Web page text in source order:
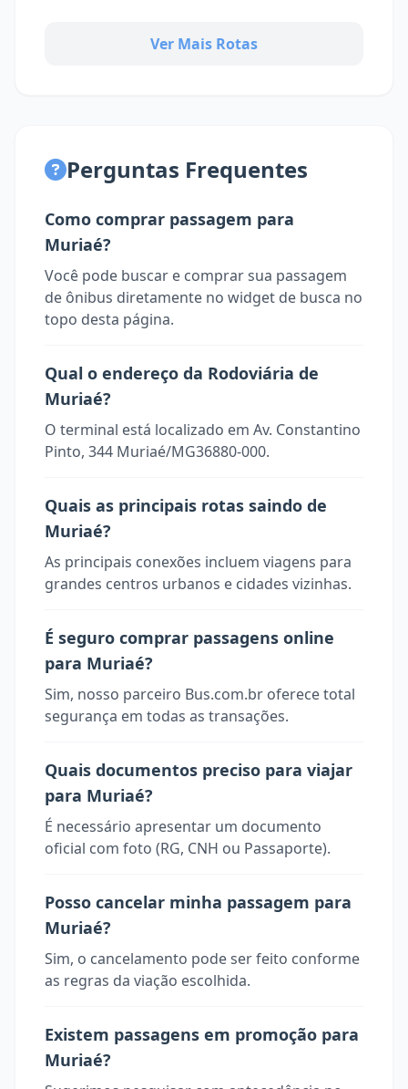
Ver Mais Rotas
Perguntas Frequentes
Como comprar passagem para
Muriaé?
Você pode buscar e comprar sua passagem
de ônibus diretamente no widget de busca no
topo desta página.
Qual o endereço da Rodoviária de
Muriaé?
O terminal está localizado em Av. Constantino
Pinto, 344 Muriaé/MG36880-000.
Quais as principais rotas saindo de
Muriaé?
As principais conexões incluem viagens para
grandes centros urbanos e cidades vizinhas.
É seguro comprar passagens online
para Muriaé?
Sim, nosso parceiro Bus.com.br oferece total
segurança em todas as transações.
Quais documentos preciso para viajar
para Muriaé?
É necessário apresentar um documento
oficial com foto (RG, CNH ou Passaporte).
Posso cancelar minha passagem para
Muriaé?
Sim, o cancelamento pode ser feito conforme
as regras da viação escolhida.
Existem passagens em promoção para
Muriaé?